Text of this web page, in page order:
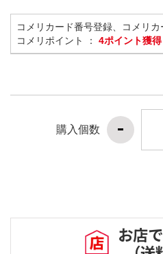
コメリカード番号登録、コメリ
コメリポイント ： 4ポイント獲得
購入個数
お店